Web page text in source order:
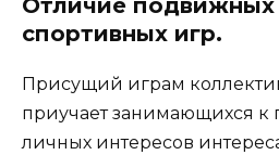
Отличие подвижных
спортивных игр.
Присущий играм
приучает занимающихся
личных интересов